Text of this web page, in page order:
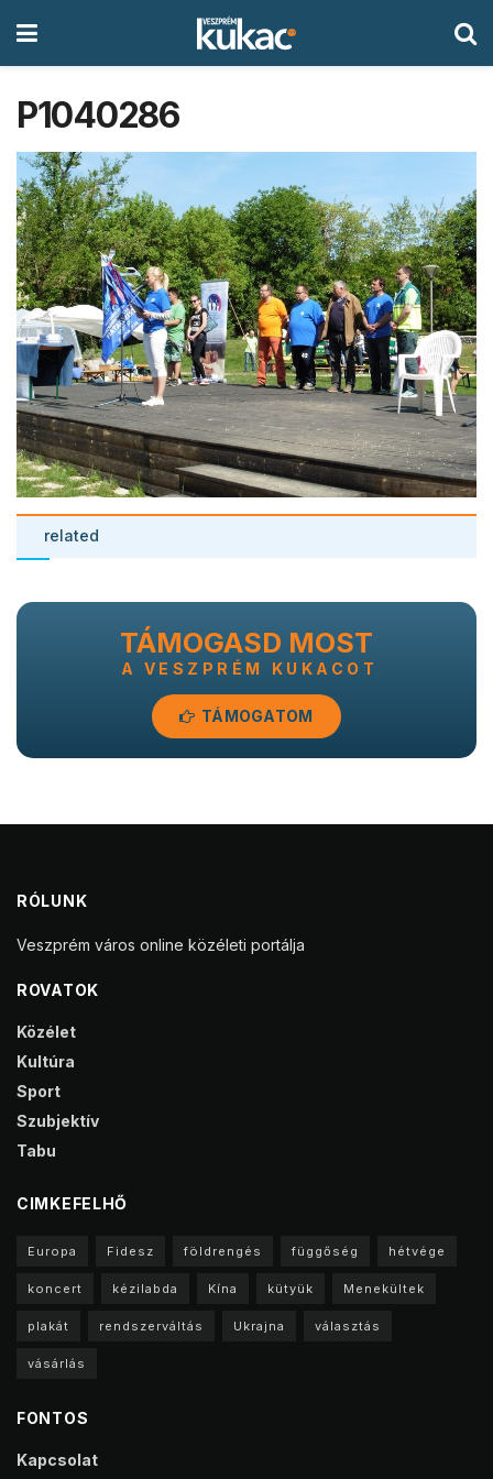
P1040286
related
TÁMOGASD MOST
A VESZPRÉM KUKACOT
TÁMOGATOM
RÓLUNK
Veszprém város online közéleti portálja
ROVATOK
Közélet
Kultúra
Sport
Szubjektív
Tabu
CIMKEFELHŐ
Europa Fidesz földrengés függőség hétvége
koncert kézilabda Kína kütyük Menekültek
plakát rendszerváltás Ukrajna választás
vásárlás
FONTOS
Kapcsolat